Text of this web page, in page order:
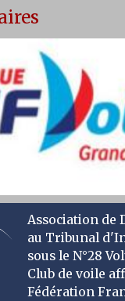
Association de
au Tribunal
sous le N°28
Club de voile
Fédération